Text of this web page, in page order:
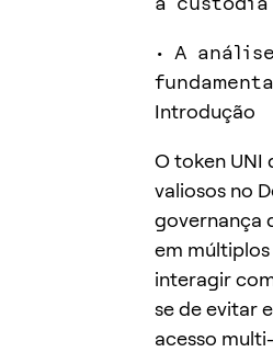
• A
Introdução
O token UNI
valiosos no
governança
em múltiplos
interagir
se de evitar
acesso